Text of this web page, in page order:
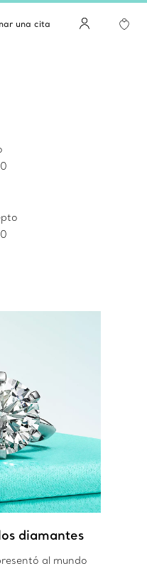
una cita
diamantes
al mundo